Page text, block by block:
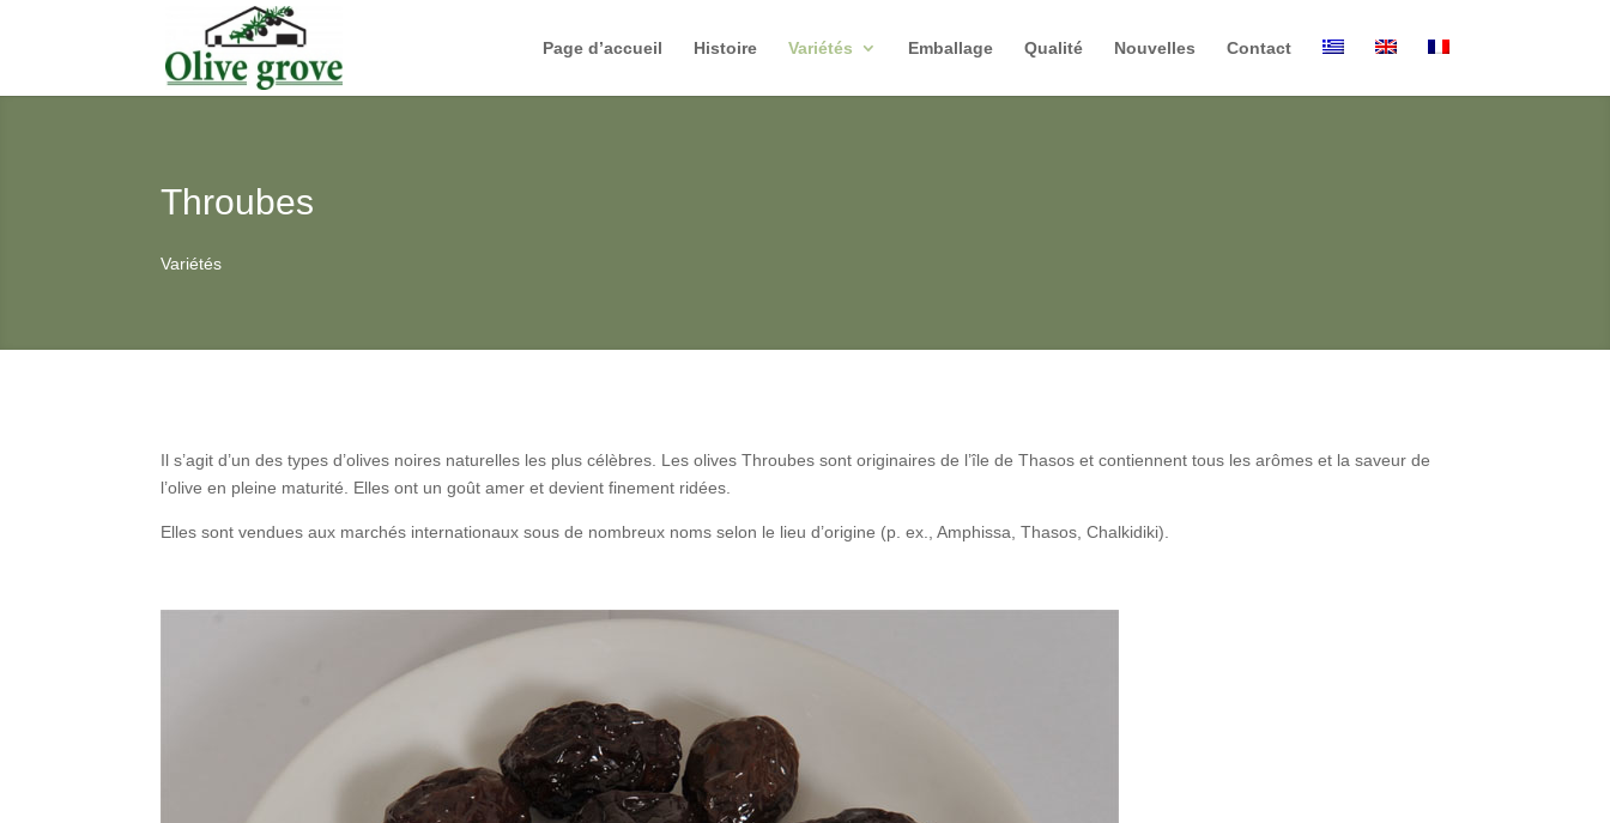
Page d’accueil Histoire Variétés Emballage Qualité Nouvelles Contact
Throubes
Variétés
Il s’agit d’un des types d’olives noires naturelles les plus célèbres. Les olives Throubes sont originaires de l’île de Thasos et contiennent tous les arômes et la saveur de
l’olive en pleine maturité. Elles ont un goût amer et devient finement ridées.
Elles sont vendues aux marchés internationaux sous de nombreux noms selon le lieu d’origine (p. ex., Amphissa, Thasos, Chalkidiki).